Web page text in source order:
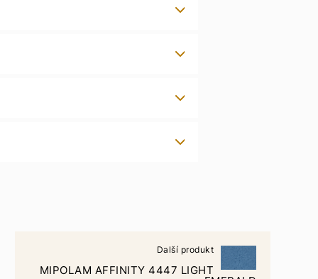
Další produkt
MIPOLAM AFFINITY 4447 LIGHT